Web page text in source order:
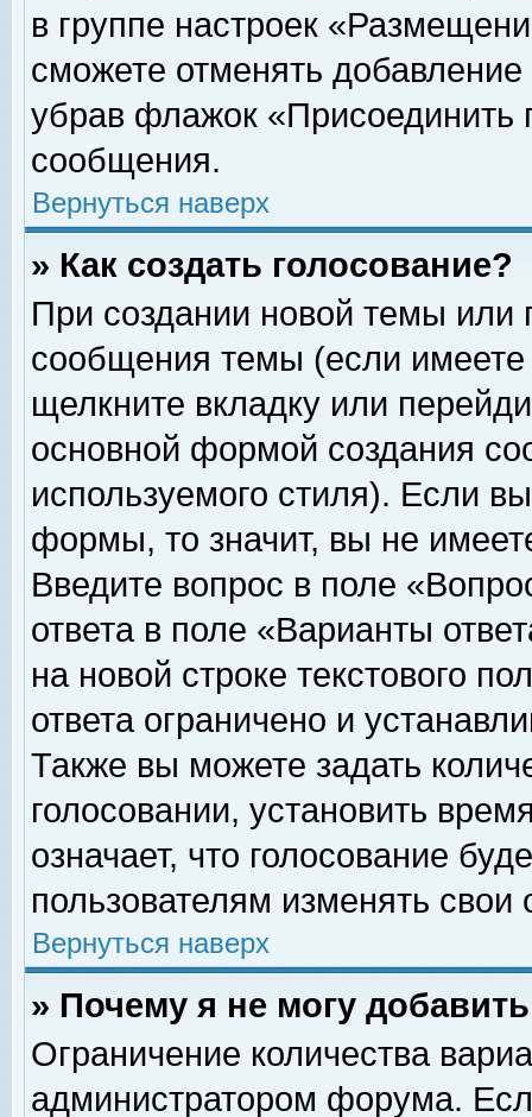
в группе настроек
сможете отменять
убрав флажок «Присоединить
сообщения.
Вернуться наверх
» Как создать голосование?
При создании новой темы или
сообщения темы (если
щелкните вкладку или
основной формой создания
используемого стиля). Если
формы, то значит, вы не
Введите вопрос в поле
ответа в поле «Варианты
на новой строке текстового
ответа ограничено и
Также вы можете задать
голосовании, установить
означает, что голосование
пользователям изменять свои
Вернуться наверх
» Почему я не могу
Ограничение количества
администратором форума.